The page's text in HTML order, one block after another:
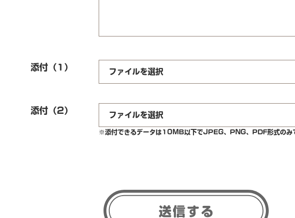
添付（1） ファイルを選択
添付（2） ファイルを選択
※添付できるデータは10MB以下でJPEG、PNG、PDF形式のみ